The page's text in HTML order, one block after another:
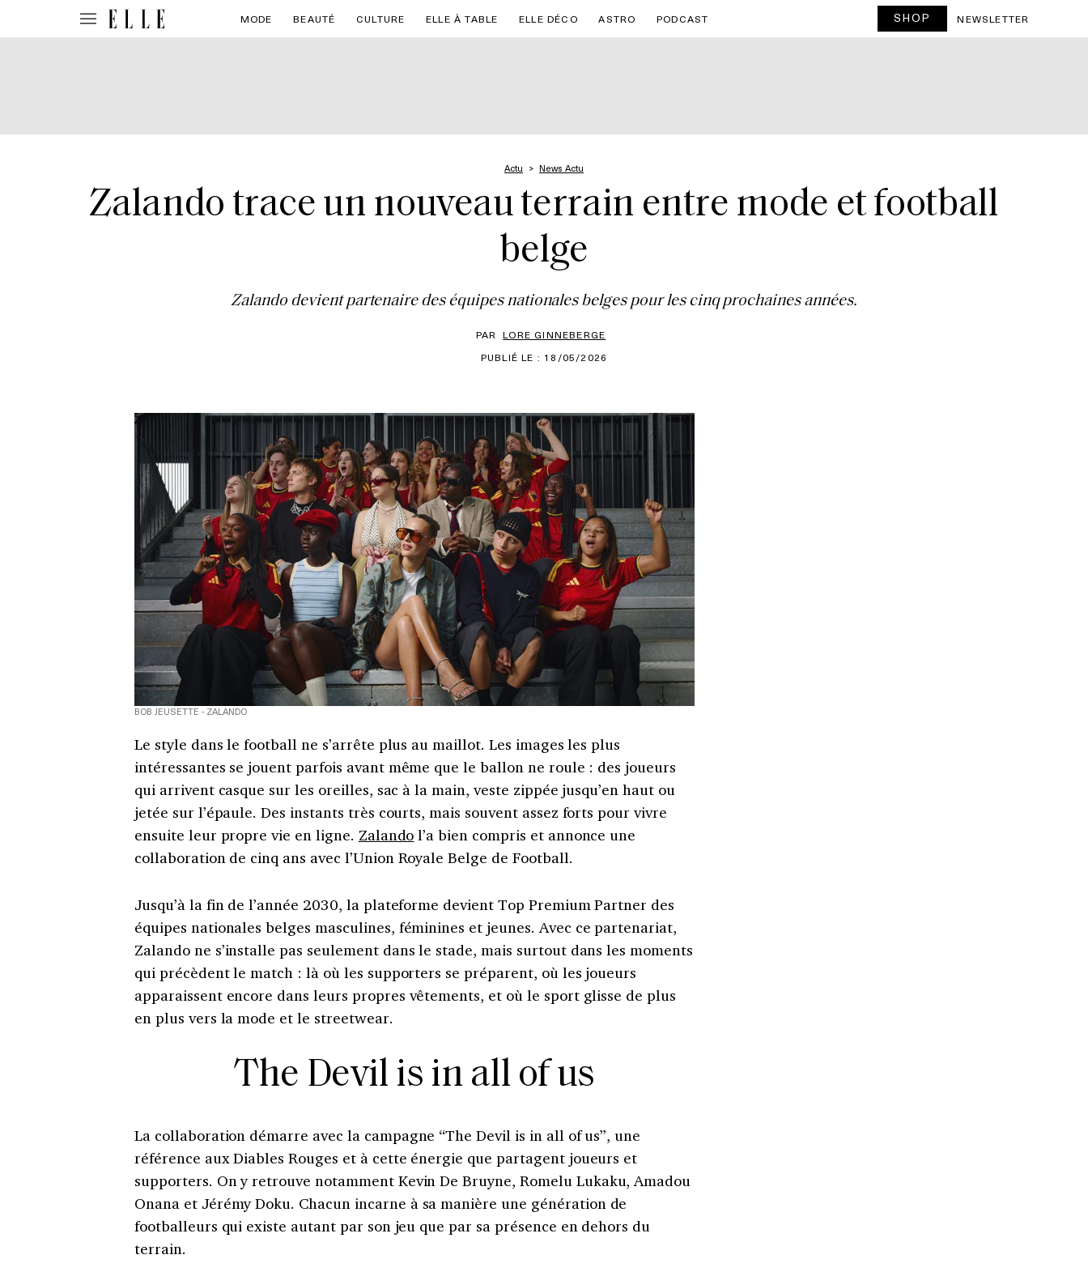
MODE BEAUTÉ CULTURE ELLE À TABLE ELLE DÉCO ASTRO PODCAST SHOP NEWSLETTER
Actu News Actu
Zalando trace un nouveau terrain entre mode et football
belge
Zalando devient partenaire des équipes nationales belges pour les cinq prochaines années.
PAR LORE GINNEBERGE
PUBLIÉ LE : 18/05/2026
BOB JEUSETTE - ZALANDO
Le style dans le football ne s’arrête plus au maillot. Les images les plus
intéressantes se jouent parfois avant même que le ballon ne roule : des joueurs
qui arrivent casque sur les oreilles, sac à la main, veste zippée jusqu’en haut ou
jetée sur l’épaule. Des instants très courts, mais souvent assez forts pour vivre
ensuite leur propre vie en ligne. Zalando l’a bien compris et annonce une
collaboration de cinq ans avec l’Union Royale Belge de Football.
Jusqu’à la fin de l’année 2030, la plateforme devient Top Premium Partner des
équipes nationales belges masculines, féminines et jeunes. Avec ce partenariat,
Zalando ne s’installe pas seulement dans le stade, mais surtout dans les moments
qui précèdent le match : là où les supporters se préparent, où les joueurs
apparaissent encore dans leurs propres vêtements, et où le sport glisse de plus
en plus vers la mode et le streetwear.
The Devil is in all of us
La collaboration démarre avec la campagne “The Devil is in all of us”, une
référence aux Diables Rouges et à cette énergie que partagent joueurs et
supporters. On y retrouve notamment Kevin De Bruyne, Romelu Lukaku, Amadou
Onana et Jérémy Doku. Chacun incarne à sa manière une génération de
footballeurs qui existe autant par son jeu que par sa présence en dehors du
terrain.